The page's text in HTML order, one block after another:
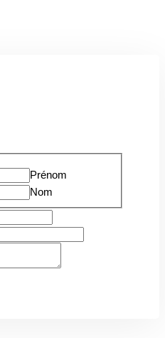
Prénom
Nom